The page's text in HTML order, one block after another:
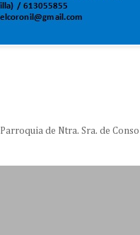
Parroquia de Ntra. Sra. de